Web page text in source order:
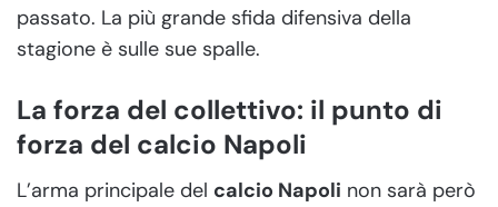
passato. La più grande sfida difensiva della
stagione è sulle sue spalle.
La forza del collettivo: il punto di
forza del calcio Napoli
L’arma principale del calcio Napoli non sarà però